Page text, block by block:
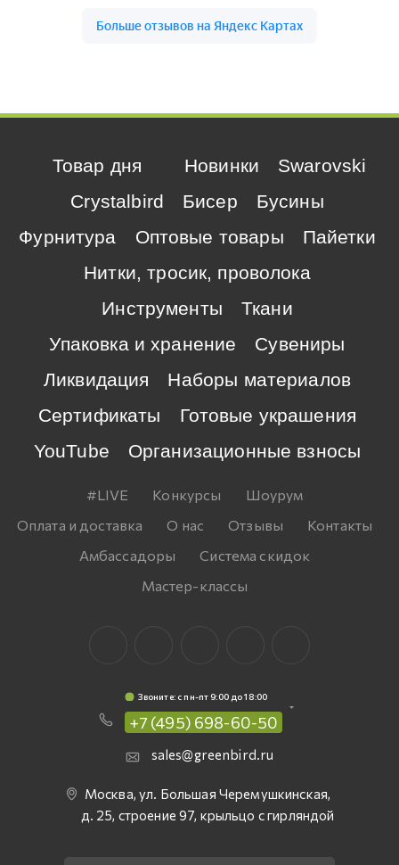
Товар дня Новинки
Swarovski
Crystalbird
Бисер
Бусины
Фурнитура
Оптовые товары
Пайетки
Нитки, тросик, проволока
Инструменты
Ткани
Упаковка и хранение
Сувениры
Ликвидация
Наборы материалов
Сертификаты
Готовые украшения
YouTube
Организационные взносы
#LIVE Конкурсы
Шоурум
Оплата и доставка
О нас Отзывы
Контакты
Амбассадоры
Система скидок
Мастер-классы
Звоните: c пн-пт 9:00 до 18:00
+7 (495) 698-60-50
sales@greenbird.ru
Москва, ул. Большая Черемушкинская,
д. 25, строение 97, крыльцо с гирляндой